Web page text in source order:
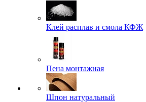
Клей расплав и смола КФЖ
Пена монтажная
Шпон натуральный